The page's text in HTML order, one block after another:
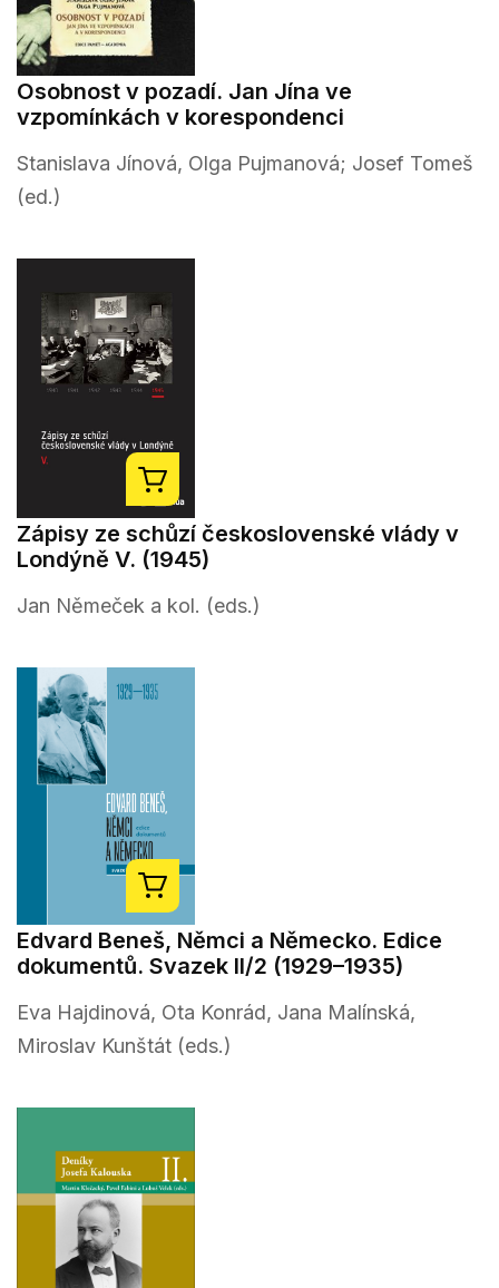
Osobnost v pozadí. Jan Jína ve
vzpomínkách v korespondenci
Stanislava Jínová, Olga Pujmanová; Josef Tomeš
(ed.)
Zápisy ze schůzí československé vlády v
Londýně V. (1945)
Jan Němeček a kol. (eds.)
Edvard Beneš, Němci a Německo. Edice
dokumentů. Svazek II/2 (1929–1935)
Eva Hajdinová, Ota Konrád, Jana Malínská,
Miroslav Kunštát (eds.)